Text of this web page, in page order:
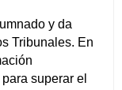
y da
Tribunales. En
superar el